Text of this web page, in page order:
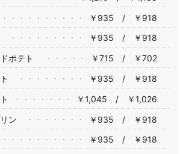
￥935 / ￥918
￥935 / ￥918
ポテト
￥715 / ￥702
￥935 / ￥918
￥1,045 / ￥1,026
ン
￥935 / ￥918
￥935 / ￥918